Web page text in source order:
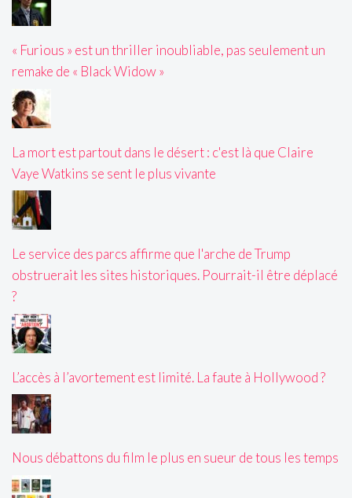
« Furious » est un thriller inoubliable, pas seulement un
remake de « Black Widow »
La mort est partout dans le désert : c'est là que Claire
Vaye Watkins se sent le plus vivante
Le service des parcs affirme que l'arche de Trump
obstruerait les sites historiques. Pourrait-il être déplacé
?
L’accès à l’avortement est limité. La faute à Hollywood ?
Nous débattons du film le plus en sueur de tous les temps